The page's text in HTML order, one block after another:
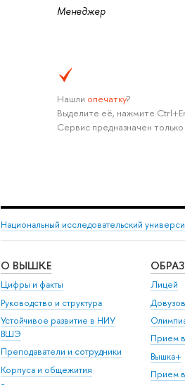
Менеджер
Нашли опечатку?
Выделите её, нажмите
Сервис предназначен
Национальный исследовательский
О ВЫШКЕ
Цифры и факты
Руководство и структура
Устойчивое развитие в НИУ
ВШЭ
Преподаватели и сотрудники
Корпуса и общежития
Лицей
Прием
Вышка+
Прием в